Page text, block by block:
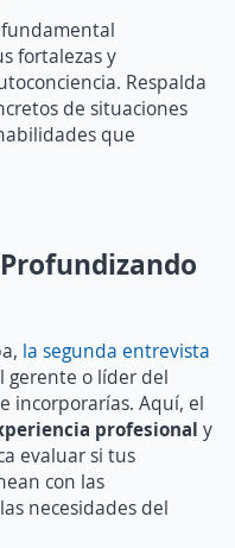
fundamental
fortalezas y
Respalda
de situaciones
que
la segunda entrevista
gerente o líder del
incorporarías. Aquí, el
profesional y
evaluar si tus
con las
necesidades del